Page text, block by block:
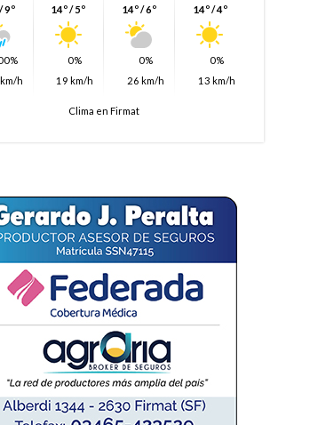
9º
h
14º / 5º
0%
19 km/h
14º / 6º
0%
26 km/h
14º / 4º
0%
13 km/h
Clima en Firmat